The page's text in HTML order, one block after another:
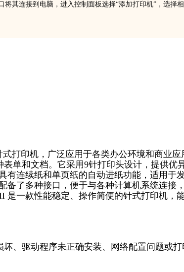
其连接到电脑，进入控制面板选择“添加打印机”，选择
打印机，广泛应用于各类办公环境和商业
单和文档。它采用9针打印头设计，提供优
连续纸和单页纸的自动进纸功能，适用于发
备了多种接口，便于与各种计算机系统连接
是一款性能稳定、操作简便的针式打印机，
、驱动程序未正确安装、网络配置问题或